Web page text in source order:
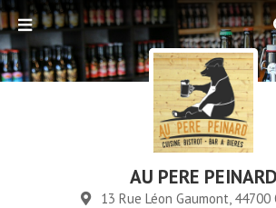
AU PERE PEINARD
13 Rue Léon Gaumont, 44700